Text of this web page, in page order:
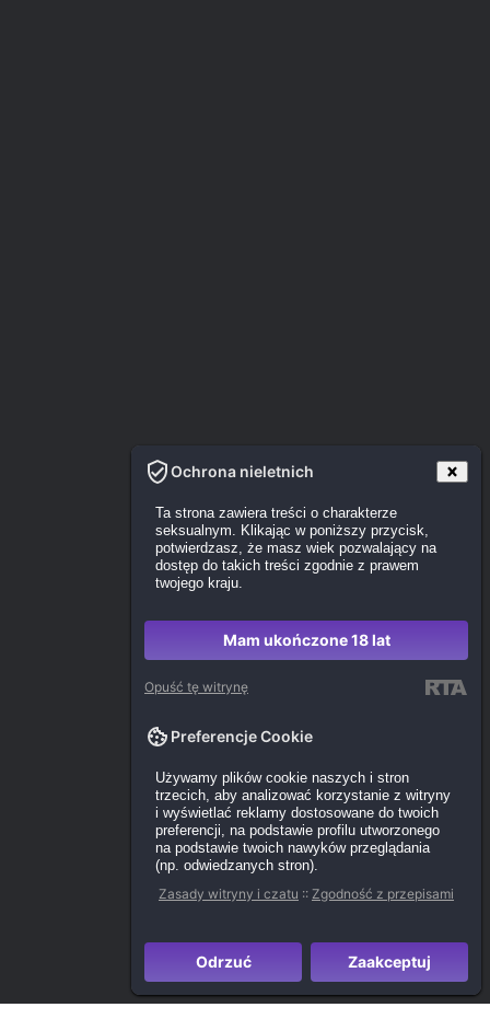
Ochrona nieletnich
Ta strona zawiera treści o charakterze
seksualnym. Klikając w poniższy przycisk,
potwierdzasz, że masz wiek pozwalający na
dostęp do takich treści zgodnie z prawem
twojego kraju.
Mam ukończone 18 lat
Opuść tę witrynę
Preferencje Cookie
Używamy plików cookie naszych i stron
trzecich, aby analizować korzystanie z witryny
i wyświetlać reklamy dostosowane do twoich
preferencji, na podstawie profilu utworzonego
na podstawie twoich nawyków przeglądania
(np. odwiedzanych stron).
Zasady witryny i czatu :: Zgodność z przepisami
Odrzuć Zaakceptuj